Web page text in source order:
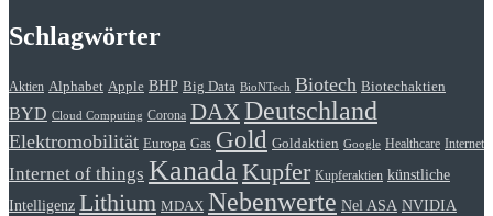
Schlagwörter
Aktien Alphabet Apple BHP Big Data BioNTech Biotech Biotechaktien
BYD Cloud Computing Corona DAX Deutschland
Elektromobilität Europa Gas Gold Goldaktien Google Healthcare Internet
Internet of things Kanada Kupfer Kupferaktien künstliche
Intelligenz Lithium MDAX Nebenwerte Nel ASA NVIDIA